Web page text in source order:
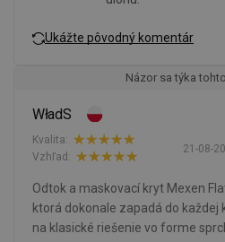
Ukážte pôvodný komentár
Názor sa týka
WładS
21-08-
Kvalita:
Vzhľad:
Odtok a maskovací kryt Mexen
ktorá dokonale zapadá do každej
na klasické riešenie vo forme